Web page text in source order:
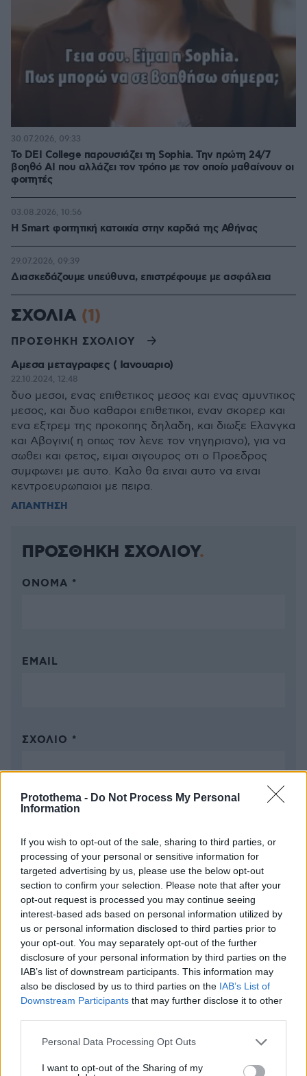
Protothema - Do Not Process My Personal
Information
If you wish to opt-out of the sale, sharing to third parties, or
processing of your personal or sensitive information for
targeted advertising by us, please use the below opt-out
section to confirm your selection. Please note that after your
opt-out request is processed you may continue seeing
interest-based ads based on personal information utilized by
us or personal information disclosed to third parties prior to
your opt-out. You may separately opt-out of the further
disclosure of your personal information by third parties on the
IAB’s list of downstream participants. This information may
also be disclosed by us to third parties on the IAB’s List of
Downstream Participants that may further disclose it to other
Please note that this website/app uses one or more Google
not limited to your visit or usage behaviour. You may click to
Personal Data Processing Opt Outs
I want to opt-out of the Sharing of my
Το DEI College παρουσιάζει τη Sophia. Την πρώτη 24/7
βοηθό AI που αλλάζει τον τρόπο με τον οποίο μαθαίνουν οι
φοιτητές
30.07.2026, 09:33
Η Smart φοιτητική κατοικία στην καρδιά της Αθήνας
03.08.2026, 10:56
Διασκεδάζουμε υπεύθυνα, επιστρέφουμε με ασφάλεια
29.07.2026, 09:39
ΣΧΟΛΙΑ (1)
ΠΡΟΣΘΗΚΗ ΣΧΟΛΙΟΥ
Αμεσα μεταγραφες ( Ιανουαριο)
22.10.2024, 12:48
δυο μεσοι, ενας επιθετικος μεσος και ενας αμυντικος
μεσος, και δυο καθαροι επιθετικοι, εναν σκορερ και
ενα εξτρεμ της προκοπης δηλαδη, και διωξε Ελανγκα
και Αβογινι( η οπως τον λενε τον νηγηριανο), για να
σωθει και φετος, ειμαι σιγουρος οτι ο Προεδρος
συμφωνει με αυτο. Καλο θα ειναι αυτο να ειναι
κεντροευρωπαιοι με πειρα.
ΑΠΑΝΤΗΣΗ
ΠΡΟΣΘΗΚΗ ΣΧΟΛΙΟΥ
ΌΝΟΜΑ *
EMAIL
ΣΧΌΛΙΟ *
Απομένουν2500χαρακτήρες
* Υποχρεωτικά πεδία
ΡΟΗ ΕΙΔΗΣΕΩΝ